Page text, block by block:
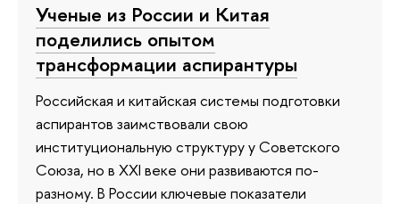
Ученые из России и Китая
поделились опытом
трансформации аспирантуры
Российская и китайская системы подготовки
аспирантов заимствовали свою
институциональную структуру у Советского
Союза, но в XXI веке они развиваются по-
разному. В России ключевые показатели